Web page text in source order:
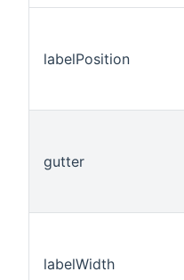
labelPosition
gutter
labelWidth